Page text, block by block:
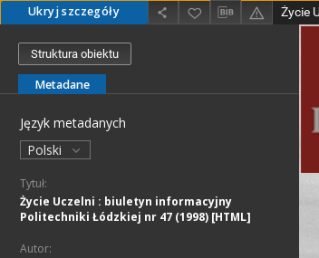
Ukryj szczegóły
Struktura obiektu
Metadane
Język metadanych
Polski
Tytuł:
Życie Uczelni : biuletyn informacyjny
Politechniki Łódzkiej nr 47 (1998) [HTML]
Autor: